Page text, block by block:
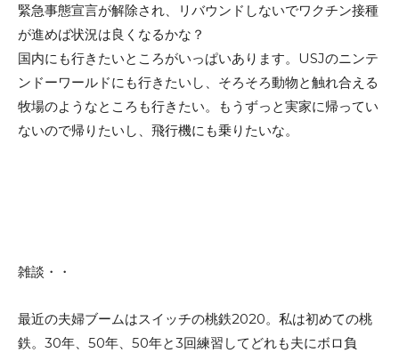
緊急事態宣言が解除され、リバウンドしないでワクチン接種
が進めば状況は良くなるかな？
国内にも行きたいところがいっぱいあります。USJのニンテ
ンドーワールドにも行きたいし、そろそろ動物と触れ合える
牧場のようなところも行きたい。もうずっと実家に帰ってい
ないので帰りたいし、飛行機にも乗りたいな。
雑談・・
最近の夫婦ブームはスイッチの桃鉄2020。私は初めての桃
鉄。30年、50年、50年と3回練習してどれも夫にボロ負